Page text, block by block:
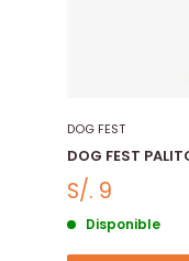
DOG FEST
DOG FEST
S/. 9
Disponible